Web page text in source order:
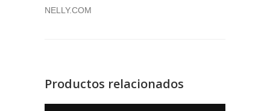
NELLY.COM
Productos relacionados